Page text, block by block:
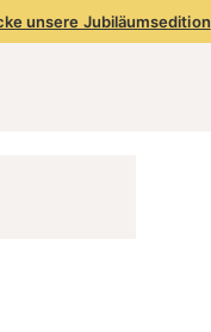
unsere Jubiläumsedition